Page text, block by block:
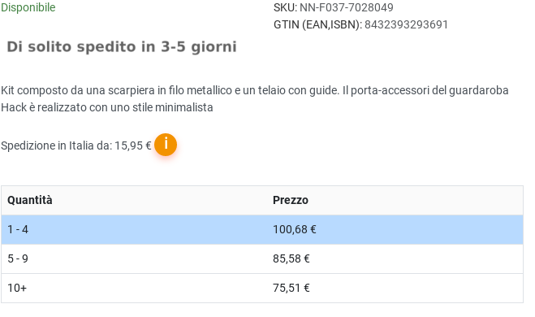
Disponibile SKU: NN-F037-7028049
GTIN (EAN,ISBN):8432393293691
Kit composto da una scarpiera in filo metallico e un telaio con guide. Il porta-accessori del guardaroba
Hack è realizzato con uno stile minimalista
Spedizione in Italia da: 15,95 € ℹ
Quantità Prezzo
1 - 4 100,68 €
5 - 9 85,58 €
10+ 75,51 €